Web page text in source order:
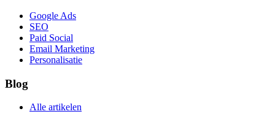
Google Ads
SEO
Paid Social
Email Marketing
Personalisatie
Blog
Alle artikelen